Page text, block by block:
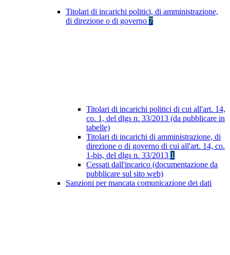
Titolari di incarichi politici, di amministrazione,
di direzione o di governo 7
Titolari di incarichi politici di cui all'art. 14,
co. 1, del dlgs n. 33/2013 (da pubblicare in
tabelle)
Titolari di incarichi di amministrazione, di
direzione o di governo di cui all'art. 14, co.
1-bis, del dlgs n. 33/2013 1
Cessati dall'incarico (documentazione da
pubblicare sul sito web)
Sanzioni per mancata comunicazione dei dati